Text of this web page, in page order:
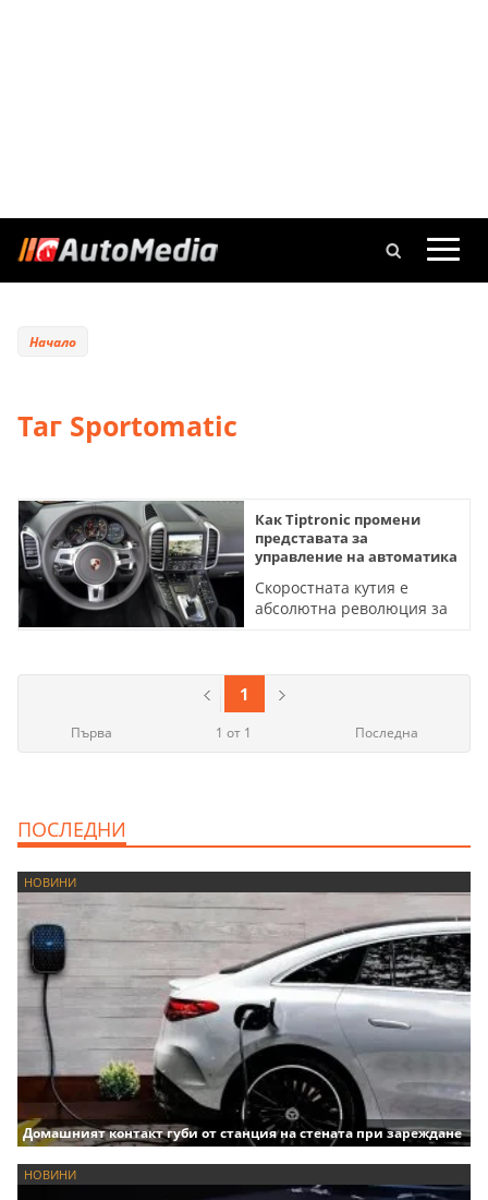
Начало
Таг Sportomatic
Как Tiptronic промени
представата за
управление на автоматика
Скоростната кутия е
абсолютна революция за
1 от 1 Последна
1
Първа
ПОСЛЕДНИ
НОВИНИ
Домашният контакт губи от станция на стената при зареждане
НОВИНИ